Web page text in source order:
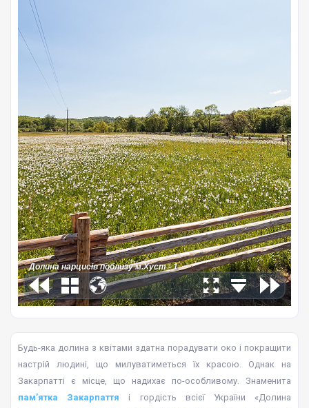
Будь-яка долина з квітами здатна порадувати око і покращити
настрій людині, що милуватиметься їх красою. Однак на
Закарпатті є місце, що надихає по-особливому. Знаменита
пам’ятка Закарпаття і гордість всієї України «Долина